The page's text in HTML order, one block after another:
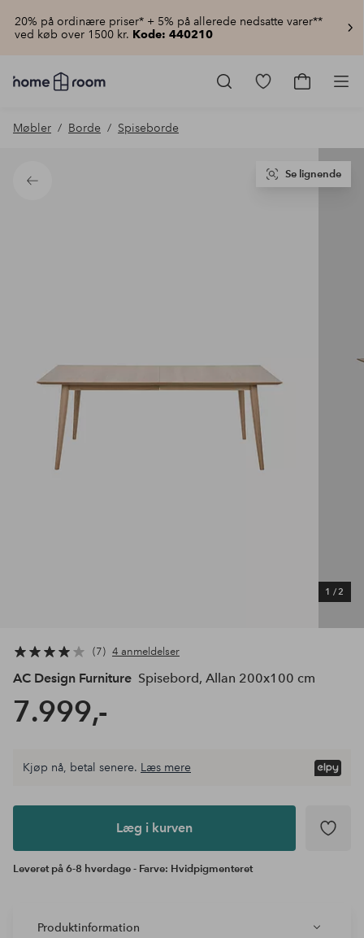
20% på ordinære priser* + 5% på allerede nedsatte varer**
ved køb over 1500 kr. Kode: 440210
Homeroom
–
hjemmet
pris
Gå
Gå
Møbler Borde Spiseborde
Tilbage
1 /2
Se lignende
7 4 anmeldelser
AC Design Furniture Spisebord, Allan 200x100 cm
7.999,-
Læg i
Kjøp nå, betal senere. Læs mere
Læg i kurven
Leveret på 6-8 hverdage - Farve: Hvidpigmenteret
Produktinformation